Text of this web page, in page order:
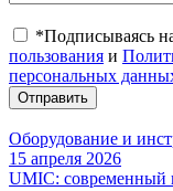
*Подписываясь
пользования и
персональных
Отправить
Оборудование и
15 апреля 2026
UMIC: современный